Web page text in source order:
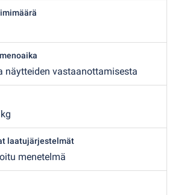
näytteiden vastaanottamisesta
laatujärjestelmät
menetelmä